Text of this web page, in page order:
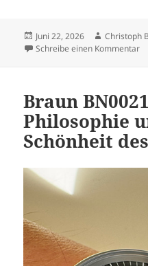
Veröffentlicht
am
Juni 22, 2026 Autor
Christoph
Schreibe einen Kommentar
Braun
Philosophie
Schönheit